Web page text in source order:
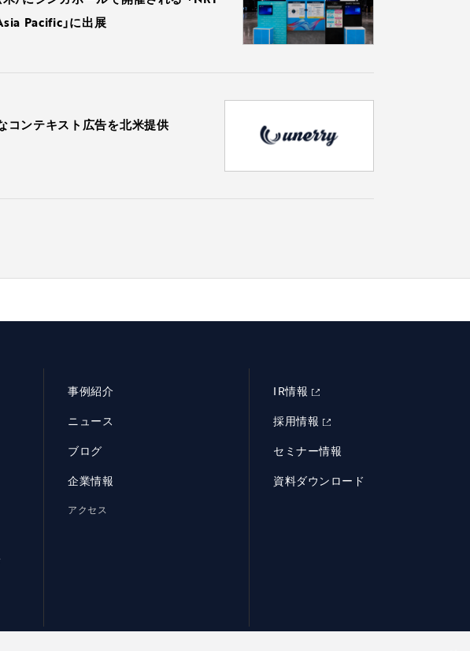
Pacific」に出展
コンテキスト広告を北米提供
事例紹介
ニュース
ブログ
企業情報
アクセス
IR情報
採用情報
セミナー情報
資料ダウンロード